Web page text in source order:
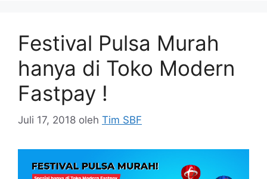
Festival Pulsa Murah
hanya di Toko Modern
Fastpay !
Juli 17, 2018 oleh Tim SBF